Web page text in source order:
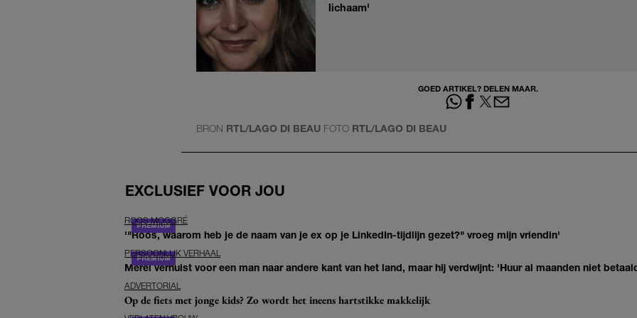
lichaam'
GOED ARTIKEL? DELEN MAAR.
BRON RTL/LAGO DI BEAU FOTO RTL/LAGO DI BEAU
EXCLUSIEF VOOR JOU
ROOS MOGGRÉ
'"Roos, waarom heb je de naam van je ex op je LinkedIn-tijdlijn gezet?" vroeg mijn vriendin'
PERSOONLIJK VERHAAL
Merel verhuist voor een man naar andere kant van het land, maar hij verdwijnt: 'Huur al maanden niet
ADVERTORIAL
Op de fiets met jonge kids? Zo wordt het ineens hartstikke makkelijk